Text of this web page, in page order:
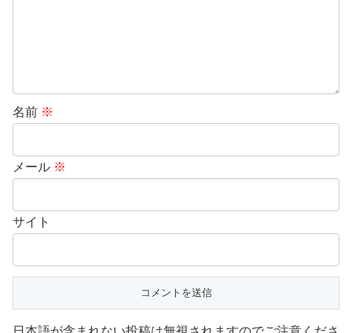
名前 ※
メール ※
サイト